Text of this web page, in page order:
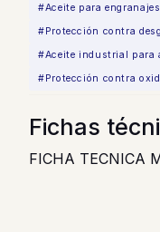
#Aceite para
#Protección contra
#Aceite industrial para
#Protección contra
Fichas
FICHA TECNICA